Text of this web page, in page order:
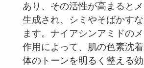
あり、その活性が高まると
生成され、シミやそばかす
ます。ナイアシンアミドの
作用によって、肌の色素沈
体のトーンを明るく整える